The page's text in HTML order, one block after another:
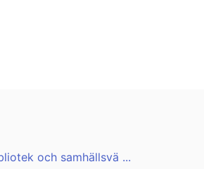
och samhällsvä ...